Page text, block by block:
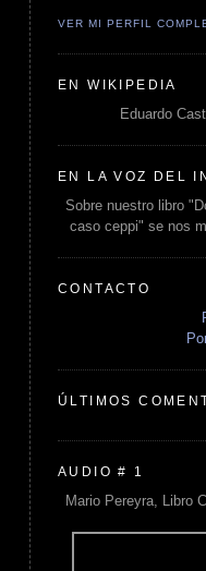
VER MI PERFIL
EN WIKIPEDIA
Eduardo
EN LA VOZ DEL
Sobre nuestro libro
caso ceppi" se nos
CONTACTO
ÚLTIMOS
AUDIO # 1
Mario Pereyra, Libro